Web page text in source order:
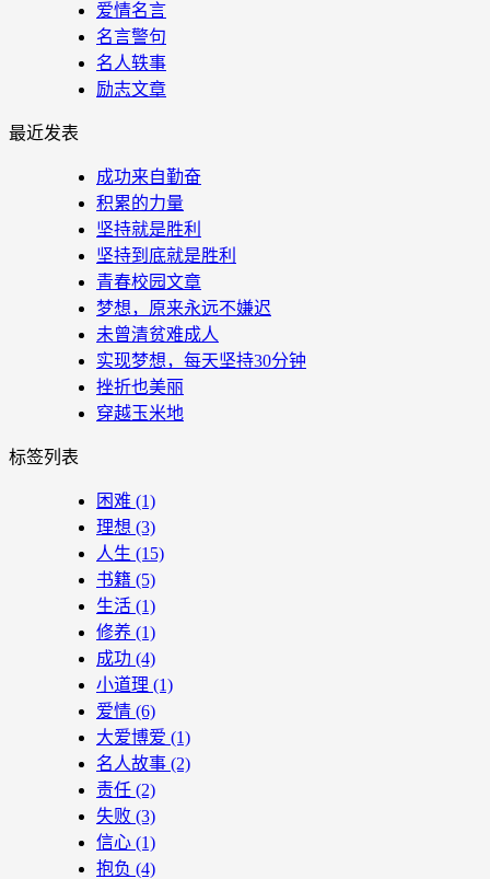
爱情名言
名言警句
名人轶事
励志文章
最近发表
成功来自勤奋
积累的力量
坚持就是胜利
坚持到底就是胜利
青春校园文章
梦想，原来永远不嫌迟
未曾清贫难成人
实现梦想，每天坚持30分钟
挫折也美丽
穿越玉米地
标签列表
困难 (1)
理想 (3)
人生 (15)
书籍 (5)
生活 (1)
修养 (1)
成功 (4)
小道理 (1)
爱情 (6)
大爱博爱 (1)
名人故事 (2)
责任 (2)
失败 (3)
信心 (1)
抱负 (4)